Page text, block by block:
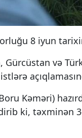
8 iyun
və
Kəməri)
ki, təxminən